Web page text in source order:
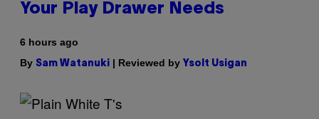
Your Play Drawer Needs
6 hours ago
By Sam Watanuki | Reviewed by Ysolt Usigan